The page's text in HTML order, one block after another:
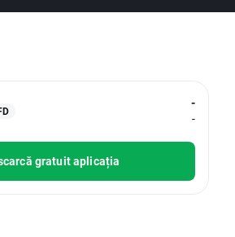
-
-
gratuit aplicația